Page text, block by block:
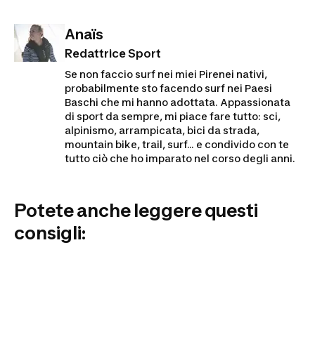
Anaïs
Redattrice Sport
Se non faccio surf nei miei Pirenei nativi,
probabilmente sto facendo surf nei Paesi
Baschi che mi hanno adottata. Appassionata
di sport da sempre, mi piace fare tutto: sci,
alpinismo, arrampicata, bici da strada,
mountain bike, trail, surf... e condivido con te
tutto ciò che ho imparato nel corso degli anni.
Potete anche leggere questi
consigli: